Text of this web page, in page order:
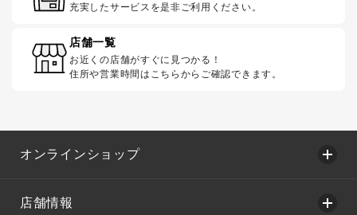
充実したサービスを是非ご利用ください。
店舗一覧
お近くの店舗がすぐに見つかる！
住所や営業時間はこちらからご確認できます。
オンラインショップ
店舗情報